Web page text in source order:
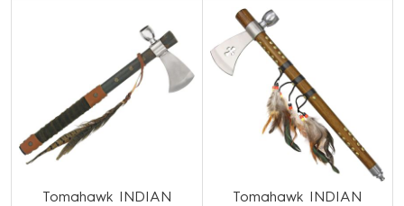
Tomahawk INDIAN
Tomahawk INDIAN